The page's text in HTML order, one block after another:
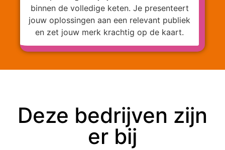
binnen de volledige keten. Je presenteert
jouw oplossingen aan een relevant publiek
en zet jouw merk krachtig op de kaart.
Deze bedrijven zijn
er bij